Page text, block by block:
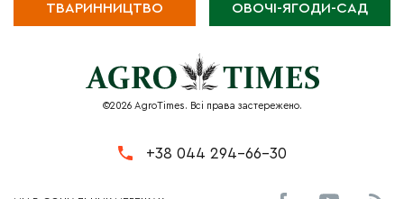
ТВАРИННИЦТВО ОВОЧІ-ЯГОДИ-САД
©2026 AgroTimes. Всі права застережено.
+38 044 294-66-30